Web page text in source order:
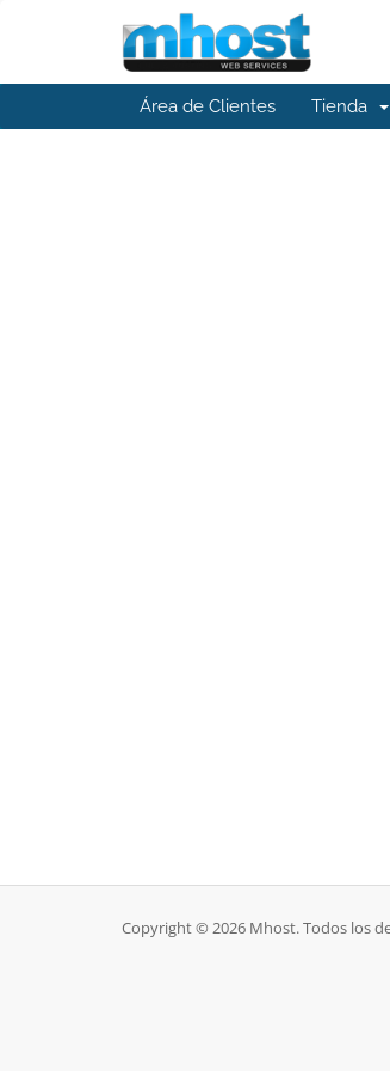
Área de Clientes Tienda
Copyright © 2026 Mhost. Todos los